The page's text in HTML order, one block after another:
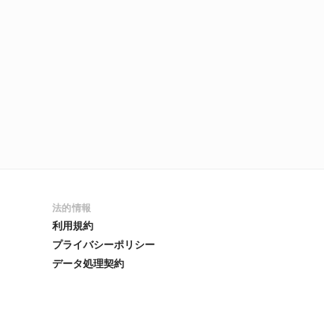
法的情報
利用規約
プライバシーポリシー
データ処理契約